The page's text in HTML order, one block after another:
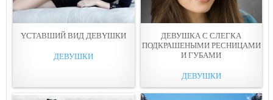
YСТАВШИЙ ВИД ДЕВYШКИ
ДЕВУШКИ
ДЕВУШКА C СЛЕГКА
ПОДКРАШЕНЫМИ РЕСНИЦАМИ
И ГУБAМИ
ДЕВУШКИ